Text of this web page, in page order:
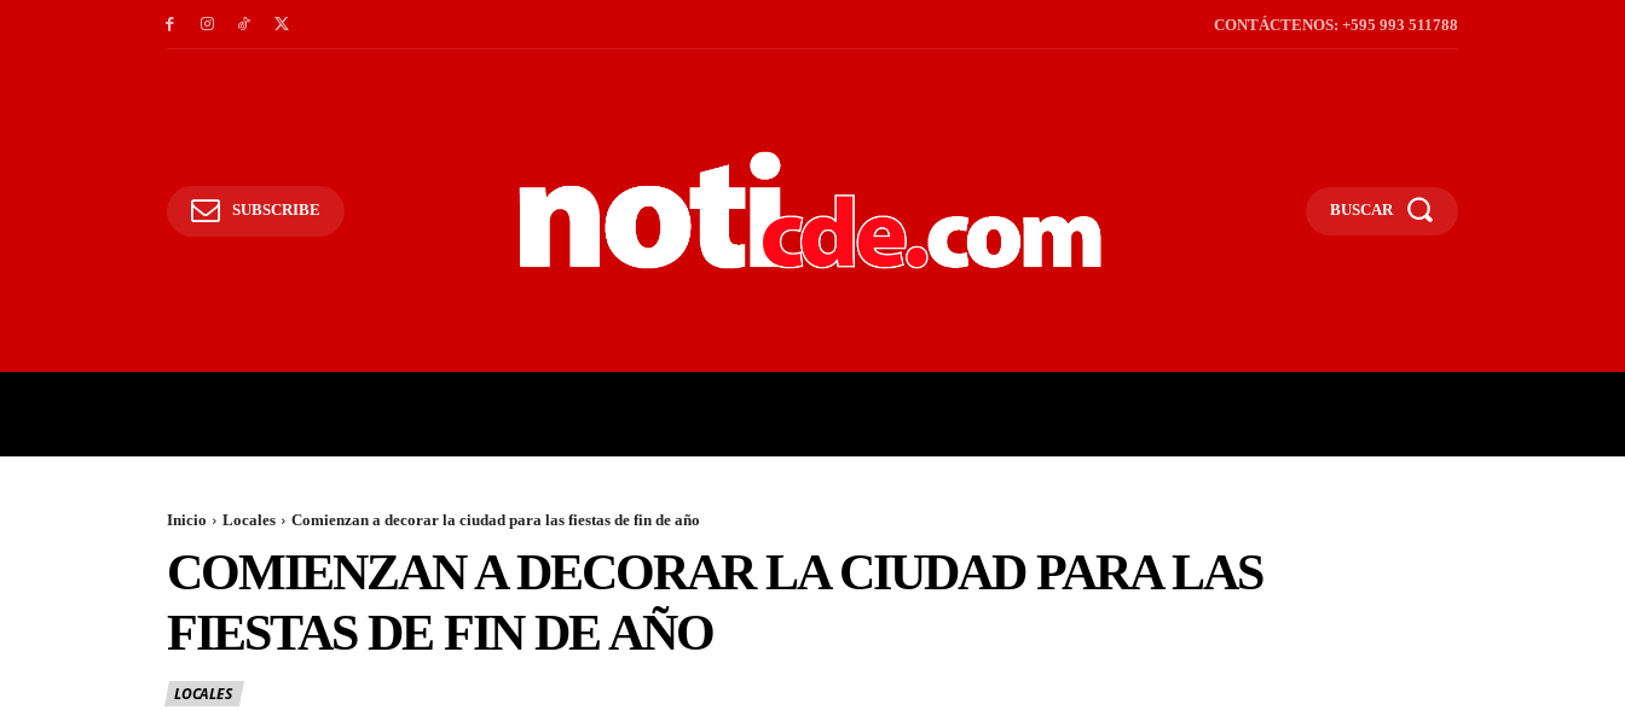
CONTÁCTENOS: +595 993 511788
SUBSCRIBE BUSCAR
Inicio Locales Comienzan a decorar la ciudad para las fiestas de fin de año
COMIENZAN A DECORAR LA CIUDAD PARA LAS
FIESTAS DE FIN DE AÑO
LOCALES